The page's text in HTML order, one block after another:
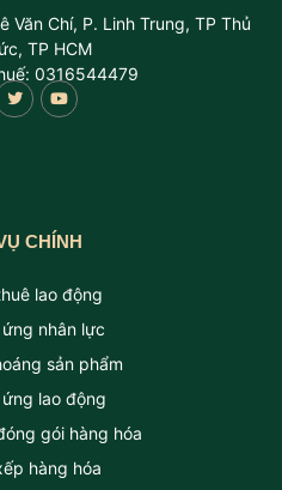
Văn Chí, P. Linh Trung, TP Thủ
TP HCM
0316544479
CHÍNH
lao động
nhân lực
sản phẩm
lao động
gói hàng hóa
hàng hóa